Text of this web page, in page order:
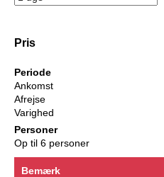
Pris
Periode
Ankomst
Afrejse
Varighed
Personer
Op til 6 personer
Bemærk